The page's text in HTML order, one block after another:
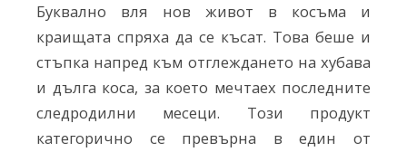
Буквално вля нов живот в косъма и
краищата спряха да се късат. Това беше и
стъпка напред към отглеждането на хубава
и дълга коса, за което мечтаех последните
следродилни месеци. Този продукт
категорично се превърна в един от